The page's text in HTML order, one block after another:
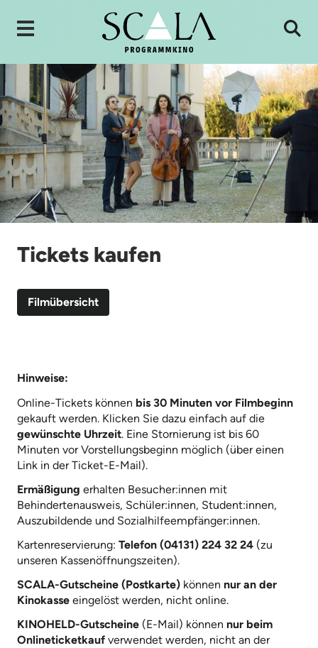
Tickets kaufen
Filmübersicht
Hinweise:
Online-Tickets können bis 30 Minuten vor Filmbeginn
gekauft werden. Klicken Sie dazu einfach auf die
gewünschte Uhrzeit. Eine Stornierung ist bis 60
Minuten vor Vorstellungsbeginn möglich (über einen
Link in der Ticket-E-Mail).
Ermäßigung erhalten Besucher:innen mit
Behindertenausweis, Schüler:innen, Student:innen,
Auszubildende und Sozialhilfeempfänger:innen.
Kartenreservierung: Telefon (04131) 224 32 24 (zu
unseren Kassenöffnungszeiten).
SCALA-Gutscheine (Postkarte) können nur an der
Kinokasse eingelöst werden, nicht online.
KINOHELD-Gutscheine (E-Mail) können nur beim
Onlineticketkauf verwendet werden, nicht an der